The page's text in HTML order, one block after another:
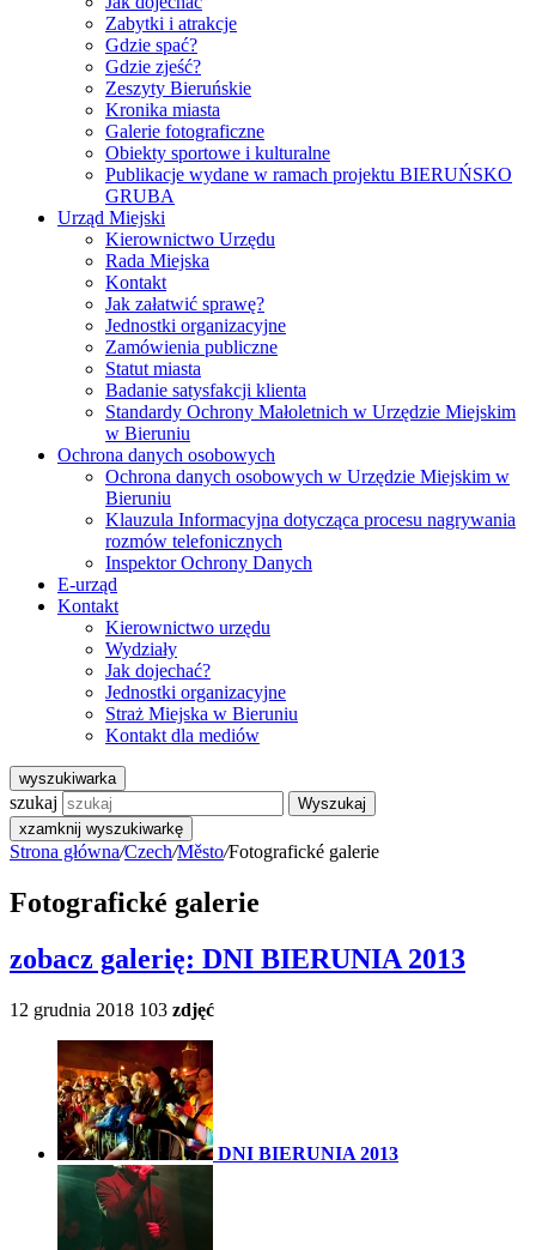
Zabytki i atrakcje
Gdzie spać?
Gdzie zjeść?
Zeszyty Bieruńskie
Kronika miasta
Galerie fotograficzne
Obiekty sportowe i kulturalne
Publikacje wydane w ramach projektu BIERUŃSKO
GRUBA
Urząd Miejski
Kierownictwo Urzędu
Rada Miejska
Kontakt
Jak załatwić sprawę?
Jednostki organizacyjne
Zamówienia publiczne
Statut miasta
Badanie satysfakcji klienta
Standardy Ochrony Małoletnich w Urzędzie Miejskim
w Bieruniu
Ochrona danych osobowych
Ochrona danych osobowych w Urzędzie Miejskim w
Bieruniu
Klauzula Informacyjna dotycząca procesu nagrywania
rozmów telefonicznych
Inspektor Ochrony Danych
E-urząd
Kontakt
Kierownictwo urzędu
Wydziały
Jak dojechać?
Jednostki organizacyjne
Straż Miejska w Bieruniu
Kontakt dla mediów
wyszukiwarka
szukaj
Wyszukaj
xzamknij wyszukiwarkę
Strona główna/Czech/Město/Fotografické galerie
Fotografické galerie
zobacz galerię: DNI BIERUNIA 2013
12 grudnia 2018 103 zdjęć
DNI BIERUNIA 2013